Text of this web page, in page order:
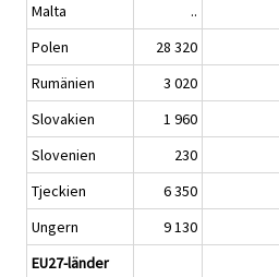
Malta
..
Polen
28 320
Rumänien
3 020
Slovakien
1 960
Slovenien
230
Tjeckien
6 350
Ungern
9 130
EU27-länder